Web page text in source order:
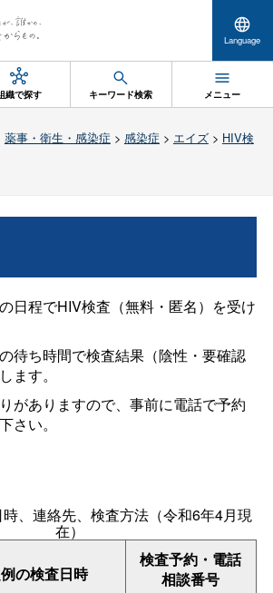
Language
織で探す キーワード検索 メニュー
薬事・衛生・感染症 > 感染症 > エイズ> HIV検
日程でHIV検査（無料・匿名）を受け
待ち時間で検査結果（陰性・要確認
ます。
がありますので、事前に電話で予約
さい。
、連絡先、検査方法（令和6年4月現
在）
の検査日時
検査予約・電話
相談番号